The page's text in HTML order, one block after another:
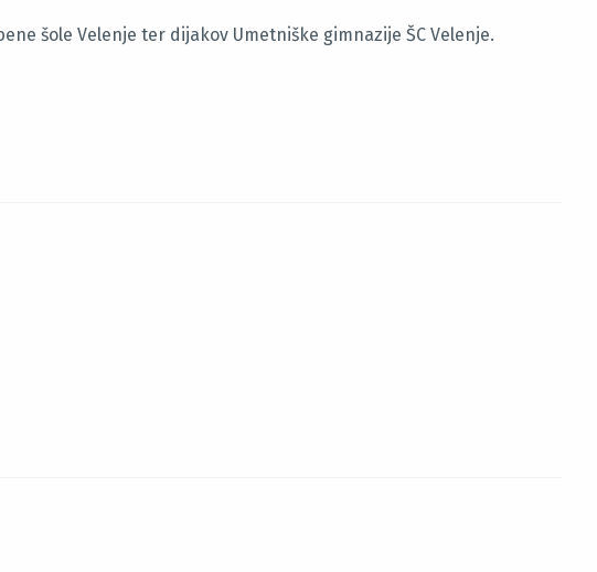
šole Velenje ter dijakov Umetniške gimnazije ŠC Velenje.